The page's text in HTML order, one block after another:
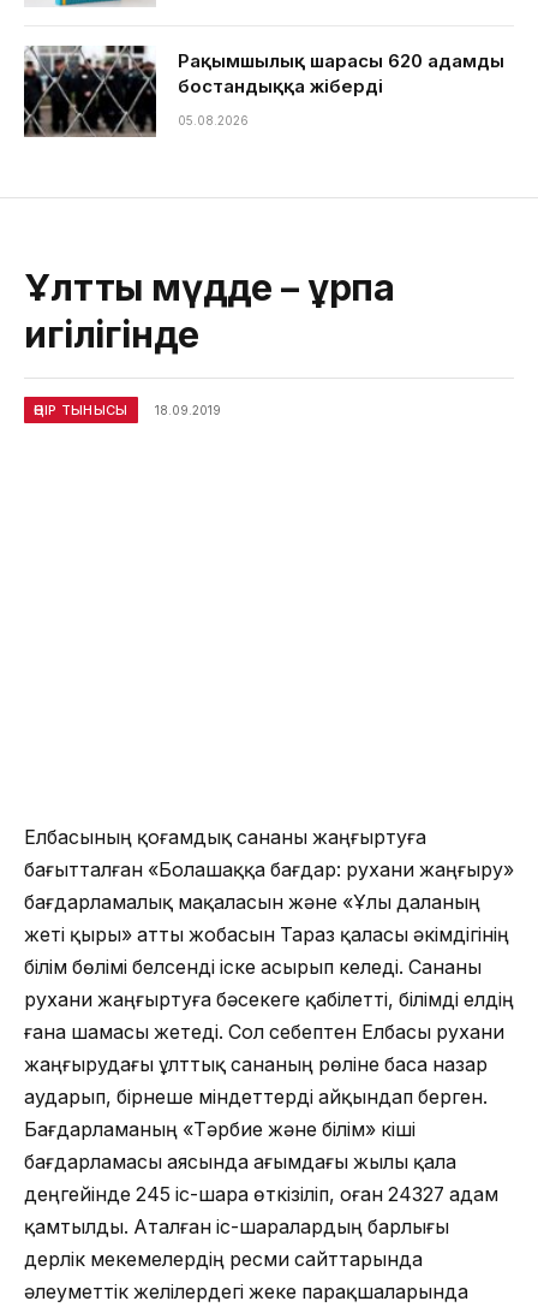
Рақымшылық шарасы 620 адамды
бостандыққа жіберді
05.08.2026
Ұлттық мүдде – ұрпақ
игілігінде
ӨҢІР ТЫНЫСЫ 18.09.2019
Елбасының қоғамдық сананы жаңғыртуға
бағытталған «Болашаққа бағдар: рухани жаңғыру»
бағдарламалық мақаласын және «Ұлы даланың
жеті қыры» атты жобасын Тараз қаласы әкімдігінің
білім бөлімі белсенді іске асырып келеді. Сананы
рухани жаңғыртуға бәсекеге қабілетті, білімді елдің
ғана шамасы жетеді. Сол себептен Елбасы рухани
жаңғырудағы ұлттық сананың рөліне баса назар
аударып, бірнеше міндеттерді айқындап берген.
Бағдарламаның «Тәрбие және білім» кіші
бағдарламасы аясында ағымдағы жылы қала
деңгейінде 245 іс-шара өткізіліп, оған 24327 адам
қамтылды. Аталған іс-шаралардың барлығы
дерлік мекемелердің ресми сайттарында
әлеуметтік желілердегі жеке парақшаларында